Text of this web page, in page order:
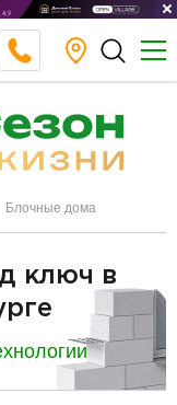
Блочные дома
ключ в